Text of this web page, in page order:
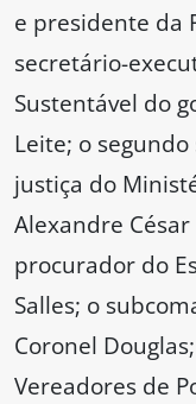
e presidente da
secretário-
Sustentável do
Leite; o
justiça do
Alexandre
procurador do
Salles; o
Coronel
Vereadores de